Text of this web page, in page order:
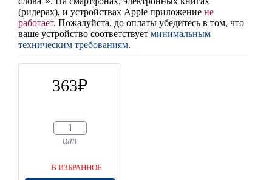
(ридерах), и устройствах Apple приложение не
работает. Пожалуйста, до оплаты убедитесь в том, что
ваше устройство соответствует минимальным
техническим требованиям.
363
шт
В ИЗБРАННОЕ